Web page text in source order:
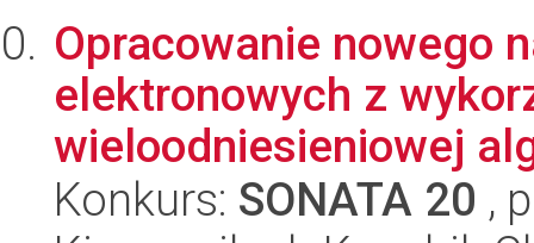
Opracowanie nowego
elektronowych z
wieloodniesieniowej
Konkurs: SONATA 20 ,